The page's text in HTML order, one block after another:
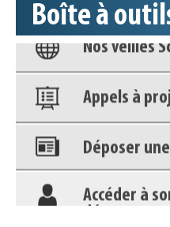
Boîte àNos veilles
Appels à
Déposer
Accéder à
déconnecter)